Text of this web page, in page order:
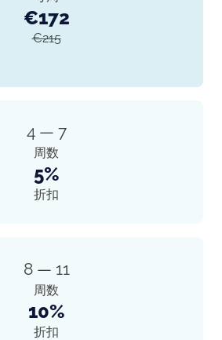
€172
€215
4 — 7
周数
5%
折扣
8 — 11
周数
10%
折扣